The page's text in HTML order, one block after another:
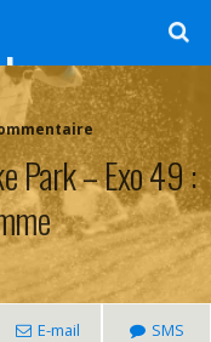
l'Objectif de Clairette
Park – Exo 49 :
E-mail SMS